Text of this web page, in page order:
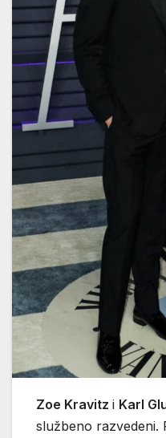
Zoe Kravitz i Karl
službeno razvedeni.